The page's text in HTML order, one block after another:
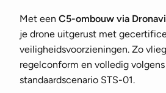
Met een C5-ombouw via
je drone uitgerust met
veiligheidsvoorzieningen. Zo
regelconform en volledig
standaardscenario STS-01.